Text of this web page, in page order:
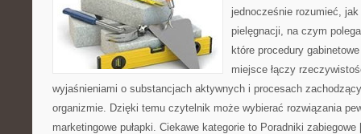
jednocześnie rozumieć, jak
pielęgnacji, na czym
które procedury
miejsce łączy
wyjaśnieniami o substancjach aktywnych i procesach
organizmie. Dzięki temu czytelnik może wybierać rozwiązania
marketingowe pułapki. Ciekawe kategorie to Poradniki